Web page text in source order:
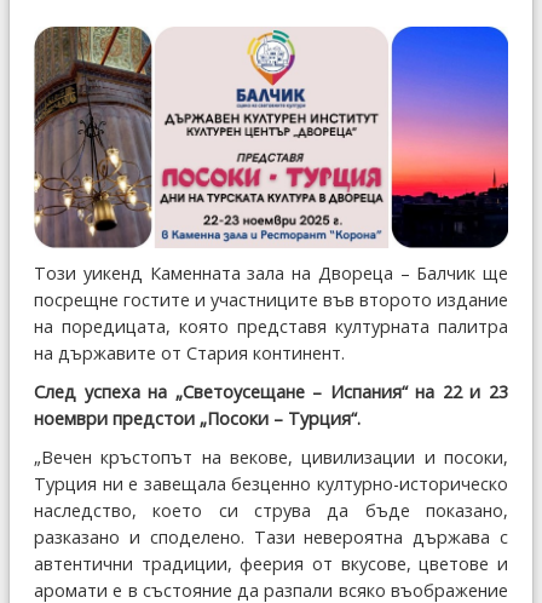
Този уикенд Каменната зала на Двореца – Балчик ще
посрещне гостите и участниците във второто издание
на поредицата, която представя културната палитра
на държавите от Стария континент.
След успеха на „Светоусещане – Испания“ на 22 и 23
ноември предстои „Посоки – Турция“.
„Вечен кръстопът на векове, цивилизации и посоки,
Турция ни е завещала безценно културно-историческо
наследство, което си струва да бъде показано,
разказано и споделено. Тази невероятна държава с
автентични традиции, феерия от вкусове, цветове и
аромати е в състояние да разпали всяко въображение